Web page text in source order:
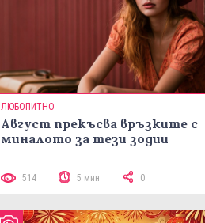
ЛЮБОПИТНО
Август прекъсва връзките с
миналото за тези зодии
514 5 мин 0